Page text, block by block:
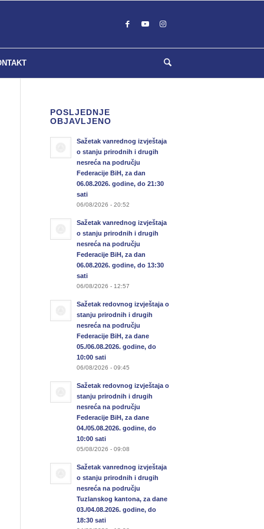
POSLJEDNJE
OBJAVLJENO
Sažetak vanrednog izvještaja
o stanju prirodnih i drugih
nesreća na području
Federacije BiH, za dan
06.08.2026. godine, do 21:30
sati
06/08/2026 - 20:52
Sažetak vanrednog izvještaja
o stanju prirodnih i drugih
nesreća na području
Federacije BiH, za dan
06.08.2026. godine, do 13:30
sati
06/08/2026 - 12:57
Sažetak redovnog izvještaja o
stanju prirodnih i drugih
nesreća na području
Federacije BiH, za dane
05./06.08.2026. godine, do
10:00 sati
06/08/2026 - 09:45
Sažetak redovnog izvještaja o
stanju prirodnih i drugih
nesreća na području
Federacije BiH, za dane
04./05.08.2026. godine, do
10:00 sati
05/08/2026 - 09:08
Sažetak vanrednog izvještaja
o stanju prirodnih i drugih
nesreća na području
Tuzlanskog kantona, za dane
03./04.08.2026. godine, do
18:30 sati